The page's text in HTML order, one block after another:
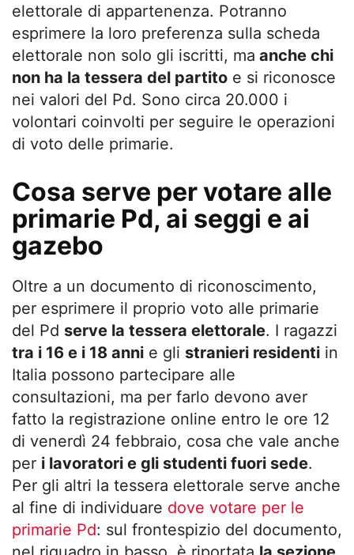
elettorale di appartenenza. Potranno
esprimere la loro preferenza sulla scheda
elettorale non solo gli iscritti, ma anche chi
non ha la tessera del partito e si riconosce
nei valori del Pd. Sono circa 20.000 i
volontari coinvolti per seguire le operazioni
di voto delle primarie.
Cosa serve per votare alle
primarie Pd, ai seggi e ai
gazebo
Oltre a un documento di riconoscimento,
per esprimere il proprio voto alle primarie
del Pd serve la tessera elettorale. I ragazzi
tra i 16 e i 18 anni e gli stranieri residenti in
Italia possono partecipare alle
consultazioni, ma per farlo devono aver
fatto la registrazione online entro le ore 12
di venerdì 24 febbraio, cosa che vale anche
per i lavoratori e gli studenti fuori sede.
Per gli altri la tessera elettorale serve anche
al fine di individuare dove votare per le
primarie Pd: sul frontespizio del documento,